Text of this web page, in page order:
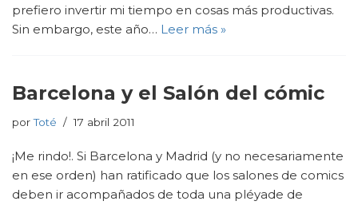
prefiero invertir mi tiempo en cosas más productivas.
Sin embargo, este año… Leer más »
Barcelona y el Salón del cómic
porToté 17 abril 2011
¡Me rindo!. Si Barcelona y Madrid (y no necesariamente
en ese orden) han ratificado que los salones de comics
deben ir acompañados de toda una pléyade de